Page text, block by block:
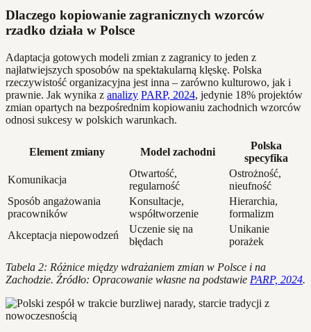
Dlaczego kopiowanie zagranicznych wzorców
rzadko działa w Polsce
Adaptacja gotowych modeli zmian z zagranicy to jeden z
najłatwiejszych sposobów na spektakularną klęskę. Polska
rzeczywistość organizacyjna jest inna – zarówno kulturowo, jak i
prawnie. Jak wynika z analizy PARP, 2024, jedynie 18% projektów
zmian opartych na bezpośrednim kopiowaniu zachodnich wzorców
odnosi sukcesy w polskich warunkach.
Element zmiany Model zachodni
Polska
specyfika
Komunikacja
Otwartość,
regularność
Ostrożność,
nieufność
Sposób angażowania
pracowników
Konsultacje,
współtworzenie
Hierarchia,
formalizm
Akceptacja niepowodzeń
Uczenie się na
błędach
Unikanie
porażek
Tabela 2: Różnice między wdrażaniem zmian w Polsce i na
Zachodzie. Źródło: Opracowanie własne na podstawie PARP, 2024.